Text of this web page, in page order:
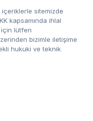
sitemizde
kapsamında ihlal
lütfen
bizimle iletişime
hukuki ve teknik